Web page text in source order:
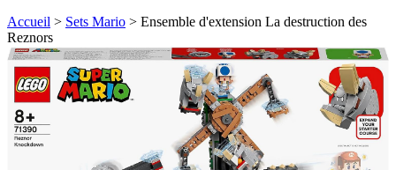
Accueil > Sets Mario > Ensemble d'extension La destruction des
Reznors